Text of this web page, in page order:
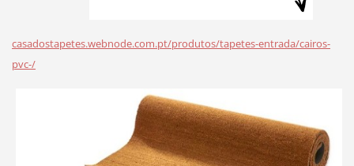
casadostapetes.webnode.com.pt/produtos/tapetes-entrada/cairos-
pvc-/